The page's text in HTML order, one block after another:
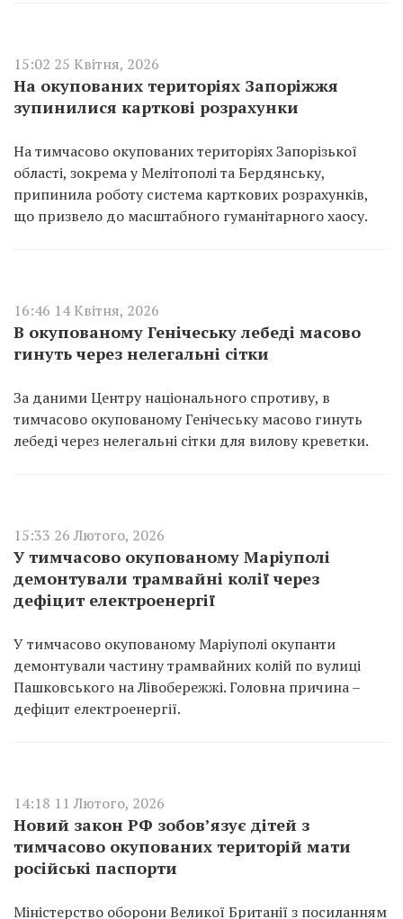
15:02 25 Квітня, 2026
На окупованих територіях Запоріжжя
зупинилися карткові розрахунки
На тимчасово окупованих територіях Запорізької
області, зокрема у Мелітополі та Бердянську,
припинила роботу система карткових розрахунків,
що призвело до масштабного гуманітарного хаосу.
16:46 14 Квітня, 2026
В окупованому Генічеську лебеді масово
гинуть через нелегальні сітки
За даними Центру національного спротиву, в
тимчасово окупованому Генічеську масово гинуть
лебеді через нелегальні сітки для вилову креветки.
15:33 26 Лютого, 2026
У тимчасово окупованому Маріуполі
демонтували трамвайні колії через
дефіцит електроенергії
У тимчасово окупованому Маріуполі окупанти
демонтували частину трамвайних колій по вулиці
Пашковського на Лівобережжі. Головна причина –
дефіцит електроенергії.
14:18 11 Лютого, 2026
Новий закон РФ зобов’язує дітей з
тимчасово окупованих територій мати
російські паспорти
Міністерство оборони Великої Британії з посиланням